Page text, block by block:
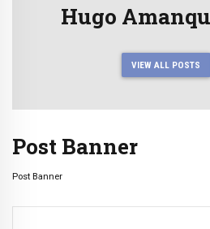
Hugo
VIEW ALL POSTS
Post Banner
Post Banner